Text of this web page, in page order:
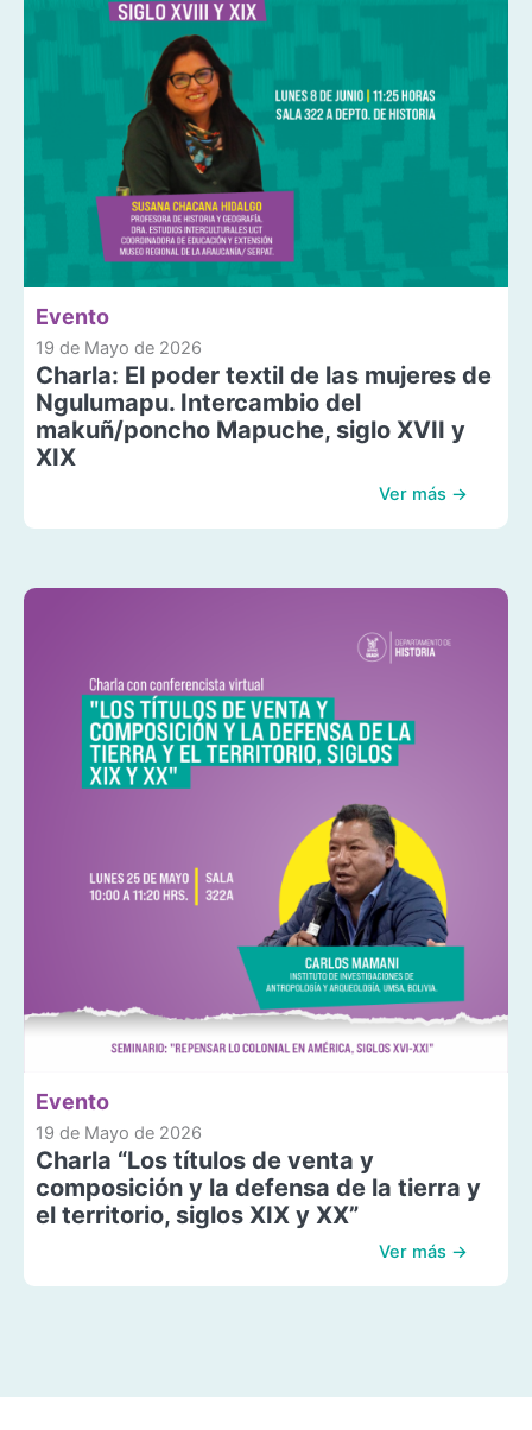
Evento
19 de Mayo de 2026
Charla: El poder textil de las mujeres de
Ngulumapu. Intercambio del
makuñ/poncho Mapuche, siglo XVII y
XIX
Ver más →
Evento
19 de Mayo de 2026
Charla “Los títulos de venta y
composición y la defensa de la tierra y
el territorio, siglos XIX y XX”
Ver más →